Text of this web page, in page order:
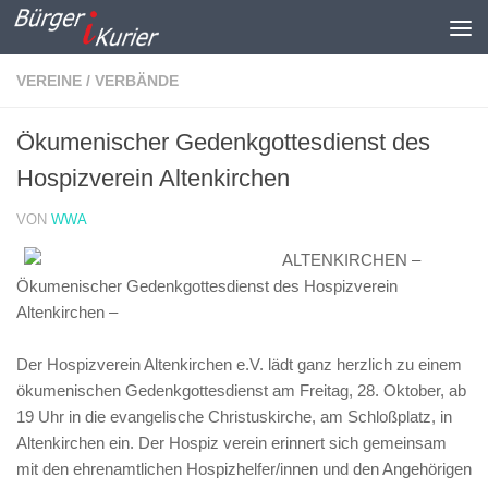
Zum Inhalt springen
VEREINE / VERBÄNDE
Ökumenischer Gedenkgottesdienst des
Hospizverein Altenkirchen
VON WWA
ALTENKIRCHEN –
Ökumenischer Gedenkgottesdienst des Hospizverein
Altenkirchen –
Der Hospizverein Altenkirchen e.V. lädt ganz herzlich zu einem
ökumenischen Gedenkgottesdienst am Freitag, 28. Oktober, ab
19 Uhr in die evangelische Christuskirche, am Schloßplatz, in
Altenkirchen ein. Der Hospiz verein erinnert sich gemeinsam
mit den ehrenamtlichen Hospizhelfer/innen und den Angehörigen